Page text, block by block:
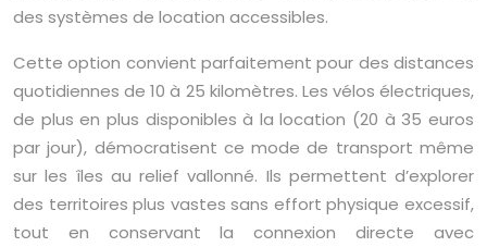
des systèmes de location accessibles.
Cette option convient parfaitement pour des distances
quotidiennes de 10 à 25 kilomètres. Les vélos électriques,
de plus en plus disponibles à la location (20 à 35 euros
par jour), démocratisent ce mode de transport même
sur les îles au relief vallonné. Ils permettent d’explorer
des territoires plus vastes sans effort physique excessif,
tout en conservant la connexion directe avec